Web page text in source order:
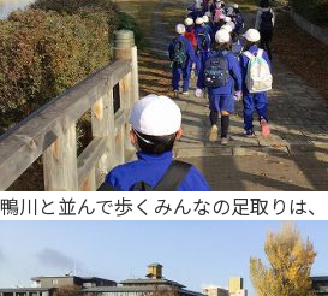
鴨川と並んで歩くみんなの足取りは、